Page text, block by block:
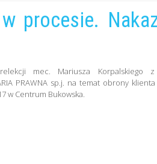
procesie.
mec. Mariusza Korpalskiego z
PRAWNA sp.j. na temat obrony
w Centrum Bukowska.